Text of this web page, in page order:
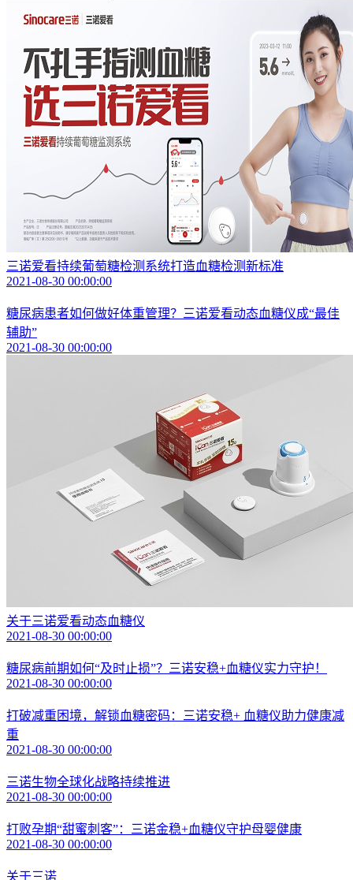
三诺爱看持续葡萄糖检测系统打造血糖检测新标准
2021-08-30 00:00:00
糖尿病患者如何做好体重管理？三诺爱看动态血糖仪成“最佳
辅助”
2021-08-30 00:00:00
关于三诺爱看动态血糖仪
2021-08-30 00:00:00
糖尿病前期如何“及时止损”？三诺安稳+血糖仪实力守护！
2021-08-30 00:00:00
打破减重困境，解锁血糖密码：三诺安稳+ 血糖仪助力健康减
重
2021-08-30 00:00:00
三诺生物全球化战略持续推进
2021-08-30 00:00:00
打败孕期“甜蜜刺客”：三诺金稳+血糖仪守护母婴健康
2021-08-30 00:00:00
关于三诺